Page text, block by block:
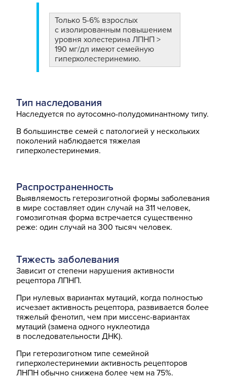
Только 5-6% взрослых
с изолированным повышением
уровня холестерина ЛПНП >
190 мг/дл имеют семейную
гиперхолестеринемию.
Тип наследования
Наследуется по аутосомно-полудоминантному типу.
В большинстве семей с патологией у нескольких
поколений наблюдается тяжелая
гиперхолестеринемия.
Распространенность
Выявляемость гетерозиготной формы заболевания
в мире составляет один случай на 311 человек,
гомозиготная форма встречается существенно
реже: один случай на 300 тысяч человек.
Тяжесть заболевания
Зависит от степени нарушения активности
рецептора ЛПНП.
При нулевых вариантах мутаций, когда полностью
исчезает активность рецептора, развивается более
тяжелый фенотип, чем при миссенс-вариантах
мутаций (замена одного нуклеотида
в последовательности ДНК).
При гетерозиготном типе семейной
гиперхолестеринемии активность рецепторов
ЛНПН обычно снижена более чем на 75%.